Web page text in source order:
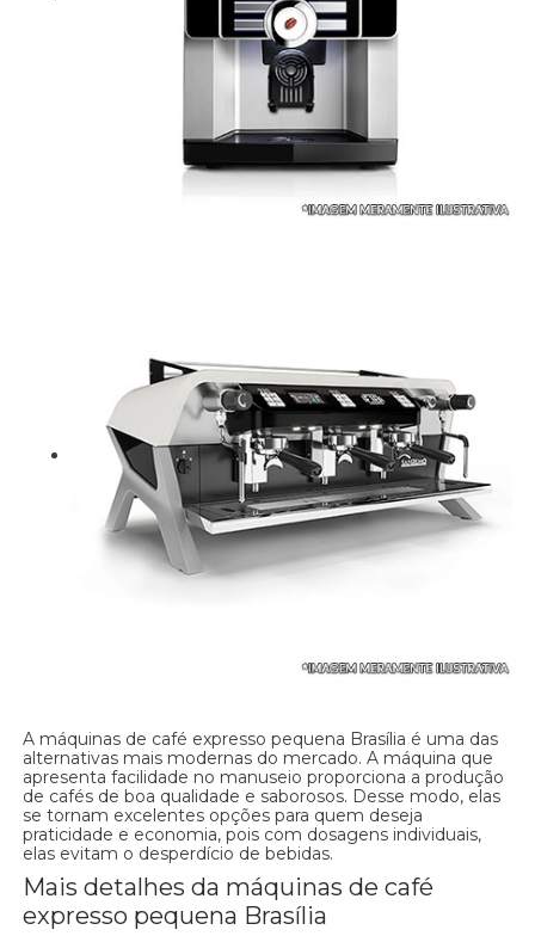
A máquinas de café expresso pequena Brasília é uma das
alternativas mais modernas do mercado. A máquina que
apresenta facilidade no manuseio proporciona a produção
de cafés de boa qualidade e saborosos. Desse modo, elas
se tornam excelentes opções para quem deseja
praticidade e economia, pois com dosagens individuais,
elas evitam o desperdício de bebidas.
Mais detalhes da máquinas de café
expresso pequena Brasília